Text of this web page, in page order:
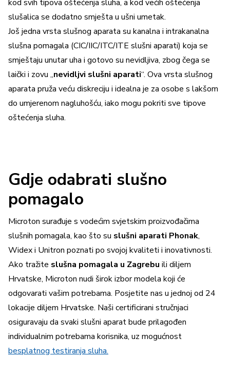
kod svih tipova oštećenja sluha, a kod većih oštećenja
slušalica se dodatno smješta u ušni umetak.
Još jedna vrsta slušnog aparata su kanalna i intrakanalna
slušna pomagala (CIC/IIC/ITC/ITE slušni aparati) koja se
smještaju unutar uha i gotovo su nevidljiva, zbog čega se
laički i zovu „nevidljvi slušni aparati“. Ova vrsta slušnog
aparata pruža veću diskreciju i idealna je za osobe s lakšom
do umjerenom nagluhošću, iako mogu pokriti sve tipove
oštećenja sluha.
Gdje odabrati slušno
pomagalo
Microton surađuje s vodećim svjetskim proizvođačima
slušnih pomagala, kao što su slušni aparati Phonak,
Widex i Unitron poznati po svojoj kvaliteti i inovativnosti.
Ako tražite slušna pomagala u Zagrebu ili diljem
Hrvatske, Microton nudi širok izbor modela koji će
odgovarati vašim potrebama. Posjetite nas u jednoj od 24
lokacije diljem Hrvatske. Naši certificirani stručnjaci
osiguravaju da svaki slušni aparat bude prilagođen
individualnim potrebama korisnika, uz mogućnost
besplatnog testiranja sluha.